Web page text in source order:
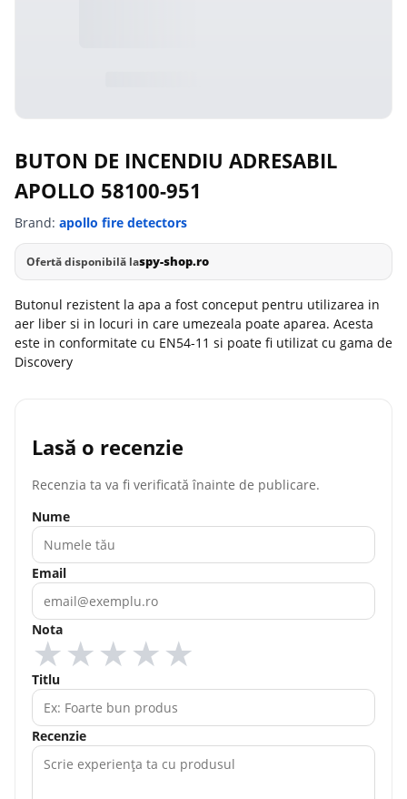
BUTON DE INCENDIU ADRESABIL
APOLLO 58100-951
Brand: apollo fire detectors
Ofertă disponibilă laspy-shop.ro
Butonul rezistent la apa a fost conceput pentru utilizarea in
aer liber si in locuri in care umezeala poate aparea. Acesta
este in conformitate cu EN54-11 si poate fi utilizat cu gama de
Discovery
Lasă o recenzie
Recenzia ta va fi verificată înainte de publicare.
Nume
Email
Nota
★
★
★
★
★
Titlu
Recenzie